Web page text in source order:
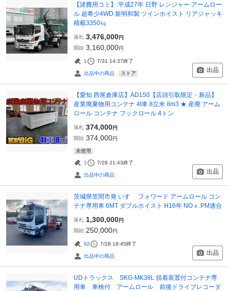
【諸費用コミ】:平成27年 日野 レンジャー アームロー
ル 超希少4WD 新明和製 ツインホイスト リアジャッキ
積載3350㎏
落札 3,476,000円
開始 3,160,000円
1 7/31 14:37終了
出品中の商品 ストア 出品
【愛知 西尾倉庫店】AD150【店頭引取限定・新品】
産業廃棄物用コンテナ 4t車 8立米 8m3 ★ 産廃 アーム
ロール コンテナ フックロール 4トン
落札 374,000円
開始 374,000円
未使用
1 7/28 21:43終了
出品中の商品 出品
茨城県笠間市発 いすゞ フォワード アームロール コン
テナ専用車 6MT ダブルホイスト H16年 NOｘ.PM適合
落札 1,300,000円
開始 250,000円
92 7/28 18:45終了
出品中の商品 出品
UDトラックス SKG-MK38L 脱着装置付コンテナ専
用車 車検付 アームロール 前後ドライブレコーダ